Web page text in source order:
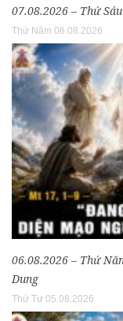
07.08.2026 – Thứ
Thứ Năm 06.08.2026
06.08.2026 – Thứ
Dung
Thứ Tư 05.08.2026